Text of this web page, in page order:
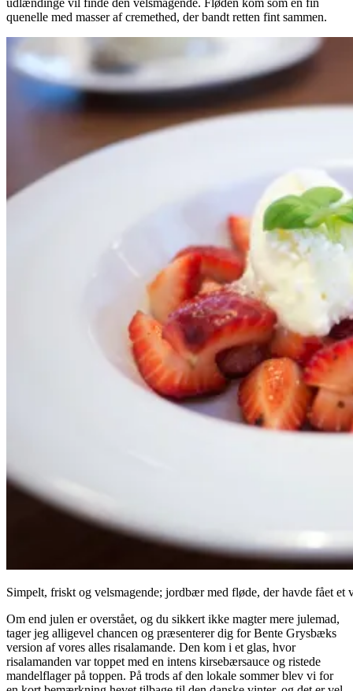
quenelle med masser af cremethed, der bandt retten fint sammen.
Simpelt, friskt og velsmagende; jordbær med fløde, der havde fået et
Om end julen er overstået, og du sikkert ikke magter mere julemad,
tager jeg alligevel chancen og præsenterer dig for Bente Grysbæks
version af vores alles risalamande. Den kom i et glas, hvor
risalamanden var toppet med en intens kirsebærsauce og ristede
mandelflager på toppen. På trods af den lokale sommer blev vi for